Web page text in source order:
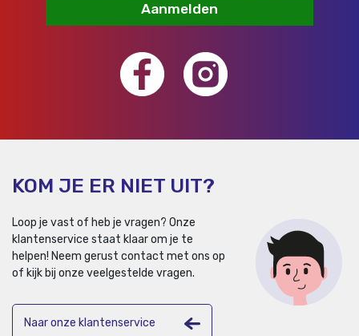
Aanmelden
KOM JE ER NIET UIT?
Loop je vast of heb je vragen? Onze
klantenservice staat klaar om je te
helpen! Neem gerust contact met ons op
of kijk bij onze veelgestelde vragen.
Naar onze klantenservice